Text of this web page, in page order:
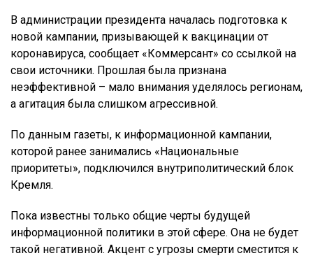
В администрации президента началась подготовка к
новой кампании, призывающей к вакцинации от
коронавируса, сообщает «Коммерсант» со ссылкой на
свои источники. Прошлая была признана
неэффективной – мало внимания уделялось регионам,
а агитация была слишком агрессивной.
По данным газеты, к информационной кампании,
которой ранее занимались «Национальные
приоритеты», подключился внутриполитический блок
Кремля.
Пока известны только общие черты будущей
информационной политики в этой сфере. Она не будет
такой негативной. Акцент с угрозы смерти сместится к